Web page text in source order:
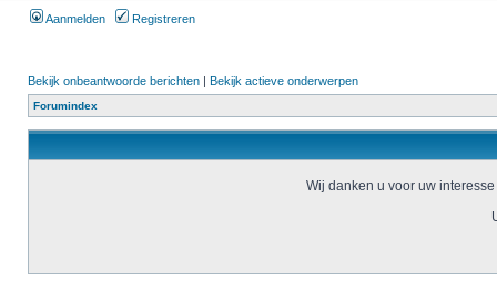
Aanmelden Registreren
Bekijk onbeantwoorde berichten | Bekijk actieve onderwerpen
Forumindex
Wij danken u voor uw